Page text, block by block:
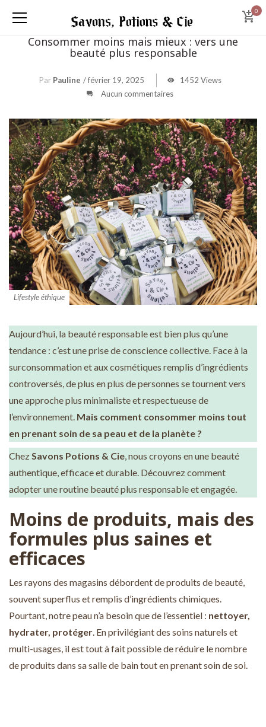
0
Consommer moins mais mieux : vers une
beauté plus responsable
Par Pauline /février 19, 2025
1452 Views
Aucun commentaires
Lifestyle éthique
Aujourd’hui, la beauté responsable est bien plus qu’une
tendance : c’est une prise de conscience collective. Face à la
surconsommation et aux cosmétiques remplis d’ingrédients
controversés, de plus en plus de personnes se tournent vers
une approche plus minimaliste et respectueuse de
l’environnement. Mais comment consommer moins tout
en prenant soin de sa peau et de la planète ?
Chez Savons Potions & Cie , nous croyons en une beauté
authentique, efficace et durable. Découvrez comment
adopter une routine beauté plus responsable et engagée.
Moins de produits, mais des
formules plus saines et
efficaces
Les rayons des magasins débordent de produits de beauté,
souvent superflus et remplis d’ingrédients chimiques.
Pourtant, notre peau n’a besoin que de l’essentiel : nettoyer,
hydrater, protéger . En privilégiant des soins naturels et
multi-usages, il est tout à fait possible de réduire le nombre
de produits dans sa salle de bain tout en prenant soin de soi.